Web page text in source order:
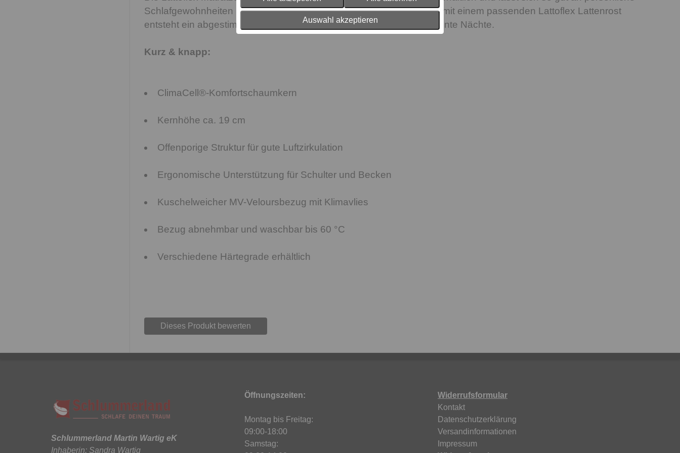
Auswahl akzeptieren
Schlafgewohnheiten und Körpergewichte anpassen. In Kombination mit einem passenden Lattoflex Lattenrost
entsteht ein abgestimmtes Schlafsystem für komfortable und entspannte Nächte.
Kurz & knapp:
ClimaCell®-Komfortschaumkern
Kernhöhe ca. 19 cm
Offenporige Struktur für gute Luftzirkulation
Ergonomische Unterstützung für Schulter und Becken
Kuschelweicher MV-Veloursbezug mit Klimavlies
Bezug abnehmbar und waschbar bis 60 °C
Verschiedene Härtegrade erhältlich
Dieses Produkt bewerten
Schlummerland Martin Wartig eK
Inhaberin: Sandra Wartig
Öffnungszeiten:
Montag bis Freitag:
09:00-18:00
Samstag:
Widerrufsformular
Kontakt
Datenschutzerklärung
Versandinformationen
Impressum